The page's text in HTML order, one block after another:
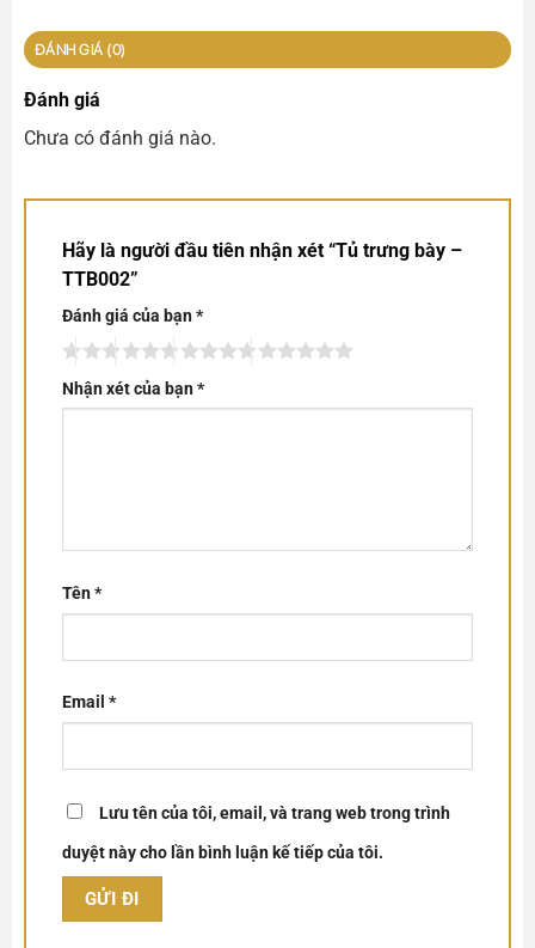
ĐÁNH GIÁ (0)
Đánh giá
Chưa có đánh giá nào.
Hãy là người đầu tiên nhận xét “Tủ trưng bày –
TTB002”
Đánh giá của bạn*
Nhận xét của bạn*
Tên*
Email *
Lưu tên của tôi, email, và trang web trong trình
duyệt này cho lần bình luận kế tiếp của tôi.